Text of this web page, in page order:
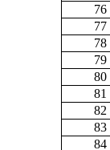
76
77
78
79
80
81
82
83
84